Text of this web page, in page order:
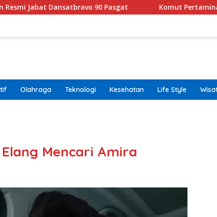
90 Pasgat Komut Pertamina Tegaskan Tak
Olahraga Teknologi Kesehatan Life Style
Mencari Amira